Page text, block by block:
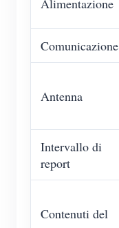
Alimentazione
Comunicazione
Antenna
Intervallo di
report
Contenuti del